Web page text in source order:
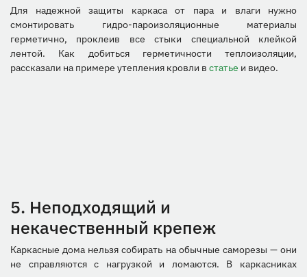
Для надежной защиты каркаса от пара и влаги нужно
смонтировать гидро-пароизоляционные материалы
герметично, проклеив все стыки специальной клейкой
лентой. Как добиться герметичности теплоизоляции,
рассказали на примере утепления кровли в статье и видео.
5. Неподходящий и
некачественный крепеж
Каркасные дома нельзя собирать на обычные саморезы — они
не справляются с нагрузкой и ломаются. В каркасниках